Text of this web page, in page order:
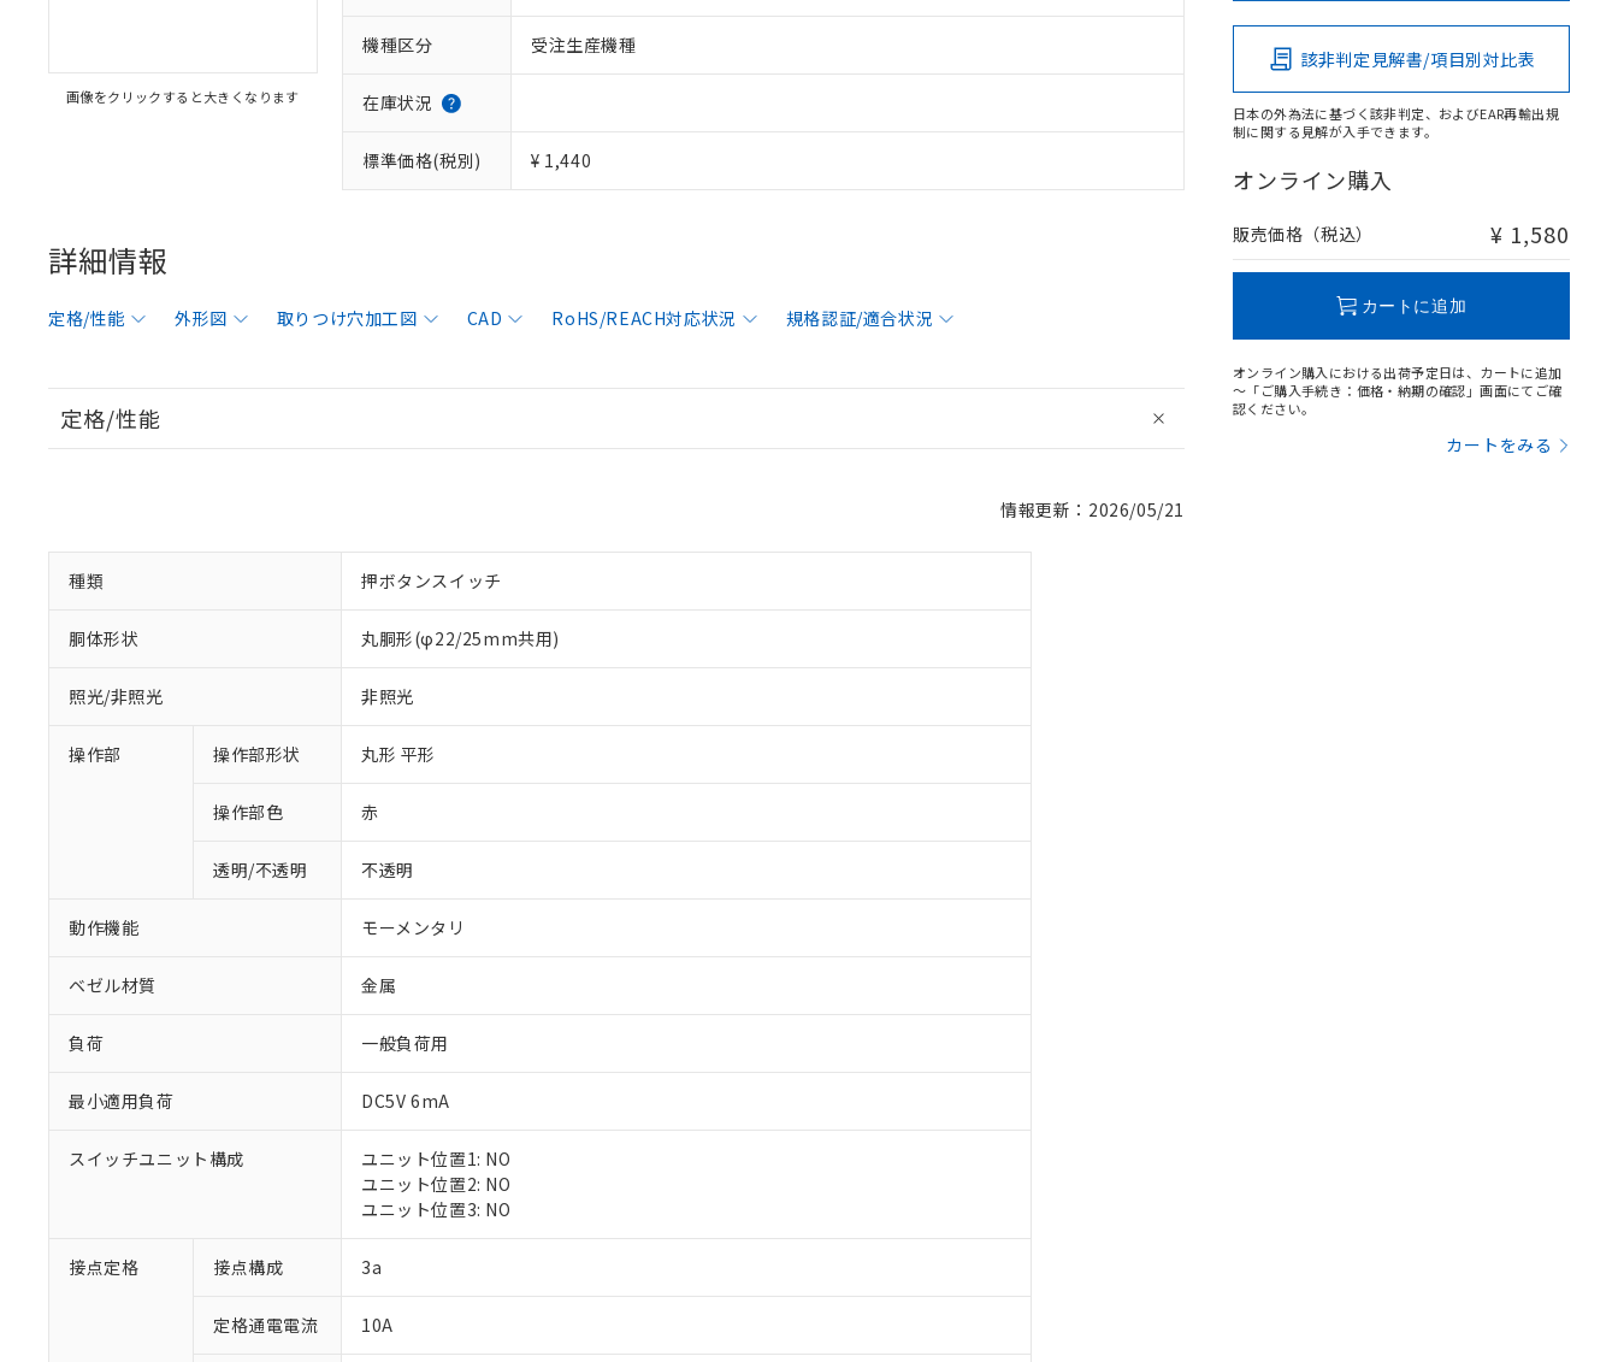
画像をクリックすると大きくなります
機種区分 受注生産機種
在庫状況
標準価格(税別) ¥ 1,440
詳細情報
定格/性能 外形図 取りつけ穴加工図 CAD RoHS/REACH対応状況 規格認証/適合状況
定格/性能
情報更新：2026/05/21
種類 押ボタンスイッチ
胴体形状 丸胴形(φ22/25mm共用)
照光/非照光 非照光
操作部 操作部形状 丸形 平形
操作部色 赤
透明/不透明 不透明
動作機能 モーメンタリ
ベゼル材質 金属
負荷 一般負荷用
最小適用負荷 DC5V 6mA
スイッチユニット構成
ユニット位置1: NO
ユニット位置2: NO
ユニット位置3: NO
接点定格 接点構成 3a
定格通電電流 10A
該非判定見解書/項目別対比表
日本の外為法に基づく該非判定、およびEAR再輸出規
制に関する見解が入手できます。
オンライン購入
販売価格（税込） ¥ 1,580
カートに追加
オンライン購入における出荷予定日は、カートに追加
～「ご購入手続き：価格・納期の確認」画面にてご確
認ください。
カートをみる
以下の条件をお読みいただき、同意のうえご利用ください。
※1 対応状況
対応済み：EU RoHS指令（10物質）の非含有に対応した製品が提供可能な商品です。
対応予定：EU RoHS指令（10物質）の非含有に対応した製品に切り替える予定のある商品です。
対応予定なし：EU RoHS指令（10物質）の非含有に非対応の商品で、対応品を出す予定はありません。
仕入先様の事情により、非含有部品としていたものが、含有品と判明した場合などやむを得ず変更すること
があります。
※1 中国RoHS○×表